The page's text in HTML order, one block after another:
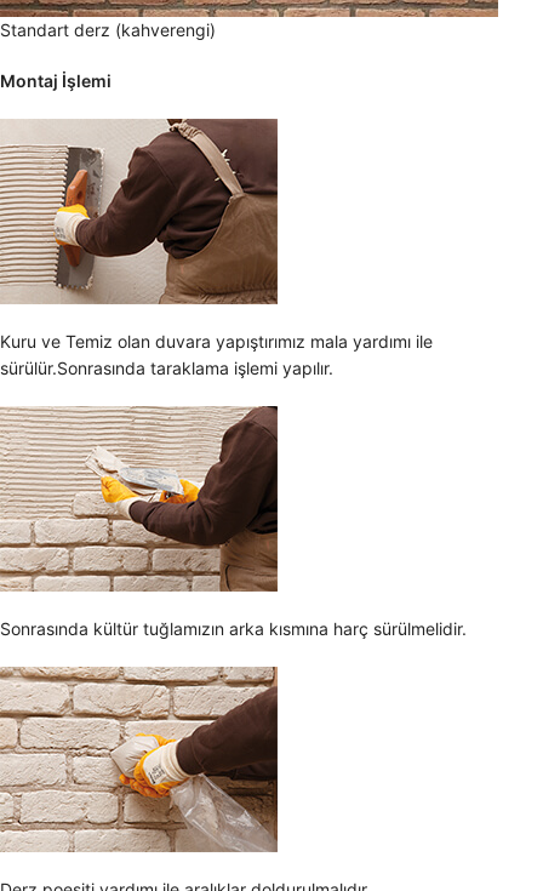
Standart derz (kahverengi)
Montaj İşlemi
Kuru ve Temiz olan duvara yapıştırımız mala yardımı ile
sürülür.Sonrasında taraklama işlemi yapılır.
Sonrasında kültür tuğlamızın arka kısmına harç sürülmelidir.